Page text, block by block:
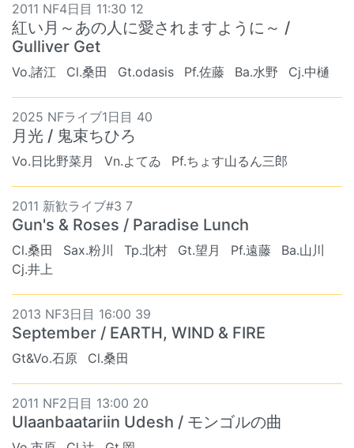
2011 NF4日目 11:30 12
紅い月～あの人に愛されますように～ /
Gulliver Get
Vo.諸江 Cl.桑田 Gt.odasis Pf.佐藤 Ba.水野 Cj.中樋
2025 NFライブ1日目 40
月光 / 鬼束ちひろ
Vo.日比野菜月 Vn.よてゐ Pf.ちょす山るん三郎
2011 新歓ライブ#3 7
Gun's & Roses / Paradise Lunch
Cl.桑田 Sax.粉川 Tp.北村 Gt.望月 Pf.遠藤
Ba.山川
Cj.井上
2013 NF3日目 16:00 39
September / EARTH, WIND & FIRE
Gt&Vo.石原 Cl.桑田
2011 NF2日目 13:00 20
Ulaanbaatariin Udesh / モンゴルの曲